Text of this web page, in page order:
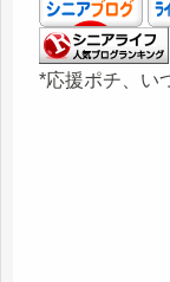
*応援ポチ、い